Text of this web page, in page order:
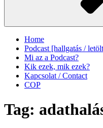
Home
Podcast [hallgatás /
Mi az a Podcast?
Kik ezek, mik ezek?
Kapcsolat / Contact
COP
Tag: